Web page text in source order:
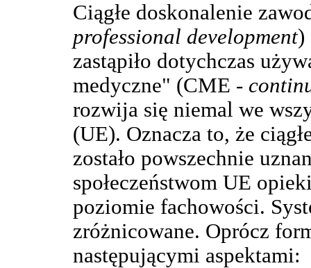
Ciągłe doskonalenie
professional development)
zastąpiło dotychczas
medyczne" (CME -
rozwija się niemal we
(UE). Oznacza to, że
zostało powszechnie
społeczeństwom UE
poziomie fachowości.
zróżnicowane. Oprócz
następującymi aspektami: